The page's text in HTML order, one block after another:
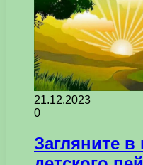
21.12.2023
0
Загляните